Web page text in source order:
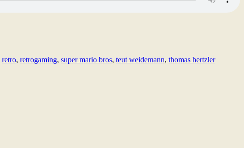
retro, retrogaming, super mario bros, teut weidemann, thomas hertzler